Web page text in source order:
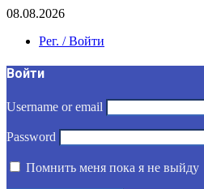
08.08.2026
Рег. / Войти
Войти
Username or email
Password
Помнить меня пока я не выйду